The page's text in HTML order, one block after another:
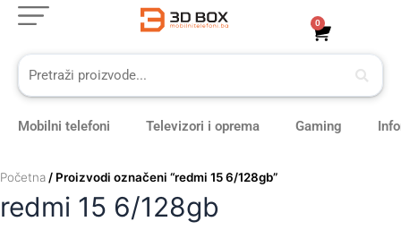
Skip
content
0
Cart
Mobilni telefoni Televizori i oprema Gaming
Početna / Proizvodi označeni “redmi 15 6/128gb”
redmi 15 6/128gb
Sorted
by
latest